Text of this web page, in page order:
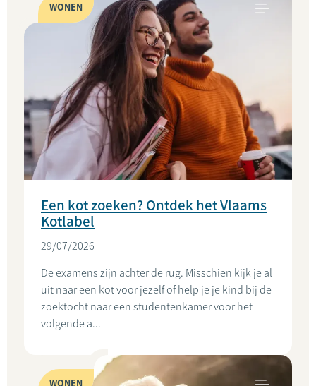
WONEN
Een kot zoeken? Ontdek het Vlaams
Kotlabel
29/07/2026
De examens zijn achter de rug. Misschien kijk je al
uit naar een kot voor jezelf of help je je kind bij de
zoektocht naar een studentenkamer voor het
volgende a...
WONEN